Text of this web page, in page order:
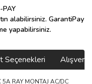
alabilirsiniz. GarantiPay
yapabilirsiniz.
Seçenekleri
RAY MONTAJ AC/DC